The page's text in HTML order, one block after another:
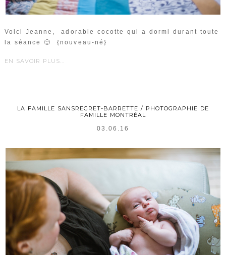
Voici Jeanne, adorable cocotte qui a dormi durant toute
la séance 🙂 {nouveau-né}
EN SAVOIR PLUS...
LA FAMILLE SANSREGRET-BARRETTE / PHOTOGRAPHIE DE
FAMILLE MONTRÉAL
03.06.16